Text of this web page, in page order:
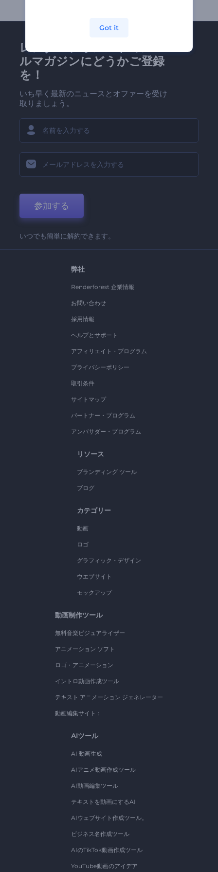
レンダーフォレストのメー
ルマガジンにどうかご登録
を！
いち早く最新のニュースとオファーを受け
取りましょう。
参加する
いつでも簡単に解約できます。
弊社
Renderforest 企業情報
お問い合わせ
採用情報
ヘルプとサポート
アフィリエイト・プログラム
プライバシーポリシー
取引条件
サイトマップ
パートナー・プログラム
アンバサダー・プログラム
リソース
ブランディング ツール
ブログ
カテゴリー
動画
ロゴ
グラフィック・デザイン
ウエブサイト
モックアップ
動画制作ツール
無料音楽ビジュアライザー
アニメーション ソフト
ロゴ・アニメーション
イントロ動画作成ツール
テキスト アニメーション ジェネレーター
動画編集サイト：
AIツール
AI 動画生成
AIアニメ動画作成ツール
AI動画編集ツール
テキストを動画にするAI
AIウェブサイト作成ツール。
ビジネス名作成ツール
AIのTikTok動画作成ツール
YouTube動画のアイデア
Got it